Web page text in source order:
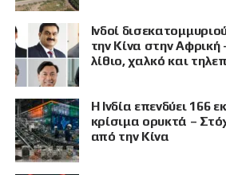
Ινδοί
την Κίνα στην
λίθιο, χαλκό και
Η Ινδία επενδύει 166
κρίσιμα ορυκτά –
από την Κίνα